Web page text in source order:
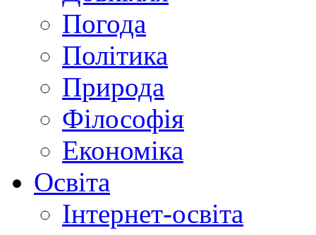
Погода
Політика
Природа
Філософія
Економіка
Освіта
Інтернет-освіта